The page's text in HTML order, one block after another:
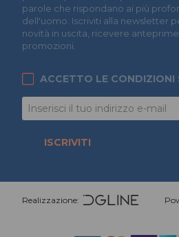
parole che rispondano ai più
dell'uomo. Iscriviti alla newsletter
novità in uscita, ricevere
promozioni.
ACCETTO LE CONDIZIONI
ISCRIVITI
Realizzazione: